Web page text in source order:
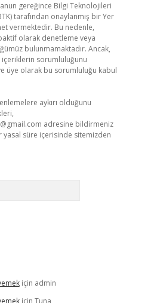
gereğince Bilgi Teknolojileri
tarafından onaylanmış bir Yer
vermektedir. Bu nedenle,
olarak denetleme veya
bulunmamaktadır. Ancak,
içeriklerin sorumluluğunu
üye olarak bu sorumluluğu kabul
aykırı olduğunu
adresine bildirmeniz
yasal süre içerisinde sitemizden
için admin
için Tuna